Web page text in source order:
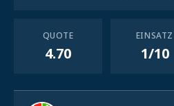
QUOTE
4.70
EINSATZ
1/10